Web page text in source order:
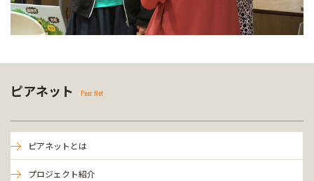
ピアネット Peer Net
ピアネットとは
プロジェクト紹介